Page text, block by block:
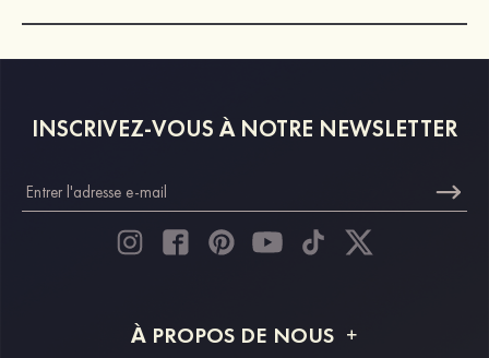
INSCRIVEZ-VOUS À NOTRE NEWSLETTER
À PROPOS DE NOUS